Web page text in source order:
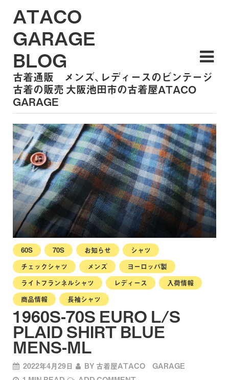
ATACO
GARAGE
BLOG
古着通販 メンズ、レディースのビンテージ
古着の販売 大阪池田市の古着屋ATACO
GARAGE
60S 70S お知らせ
シャツ
チェックシャツ
メンズ
ヨーロッパ製
ライトフランネルシャツ
レディース
入荷情報
商品情報
長袖シャツ
1960S-70S EURO L/S
PLAID SHIRT BLUE
MENS-ML
2022年4月29日 BY 古着屋ATACO GARAGE